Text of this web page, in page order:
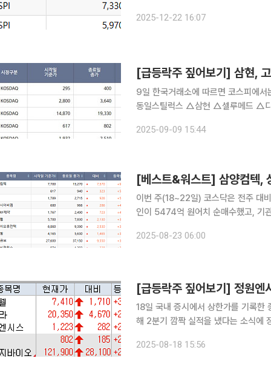
후 현대트랜시스 대상 로보틱스 모듈
2025-12-22 16:07
[급등락주 짚어보기] 삼현,
9일 한국거래소에 따르면 코스피에
동일스틸럭스 △삼현 △셀루메드 △디
틸럭스는 3거래일 연속 상한가를 기
2025-09-09 15:44
이번 주(18~22일) 코스닥은 전주 대
인이 5474억 원어치 순매수했고, 기
양컴텍은 지난달 24~30일 5일간 국
2025-08-23 06:00
[급등락주 짚어보기] 정원엔
18일 국내 증시에서 상한가를 기록한 종
해 2분기 깜짝 실적을 냈다는 소식에
늘었다. 오로라도 호실적에 힘입어
2025-08-18 15:56